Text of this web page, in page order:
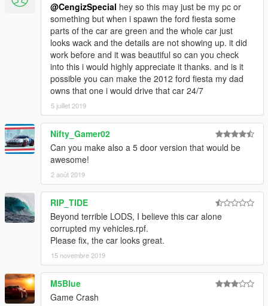
@CengizSpecial hey so this may just be my pc or
something but when i spawn the ford fiesta some
parts of the car are green and the whole car just
looks wack and the details are not showing up. it did
work before and it was beautiful so can you check
into this i would highly appreciate it thanks. and is it
possible you can make the 2012 ford fiesta my dad
owns that one i would drive that car 24/7
5 juillet 2019
Nifty_Gamer02
Can you make also a 5 door version that would be
awesome!
2 août 2019
RIP_TIDE
Beyond terrible LODS, I believe this car alone
corrupted my vehicles.rpf.
Please fix, the car looks great.
15 novembre 2019
M5Blue
Game Crash